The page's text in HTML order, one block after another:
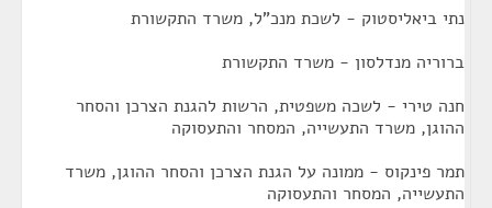
נתי ביאליסטוק - לשכת מנכ"ל, משרד התקשורת
ברוריה מנדלסון - משרד התקשורת
חנה טירי - לשכה משפטית, הרשות להגנת הצרכן והסחר
ההוגן, משרד התעשייה, המסחר והתעסוקה
תמר פינקוס - ממונה על הגנת הצרכן והסחר ההוגן, משרד
התעשייה, המסחר והתעסוקה